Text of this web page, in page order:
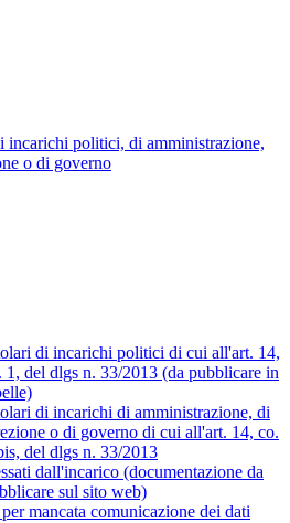
incarichi politici, di amministrazione,
o di governo
di incarichi politici di cui all'art. 14,
1, del dlgs n. 33/2013 (da pubblicare in
di incarichi di amministrazione, di
o di governo di cui all'art. 14, co.
del dlgs n. 33/2013
dall'incarico (documentazione da
sul sito web)
mancata comunicazione dei dati